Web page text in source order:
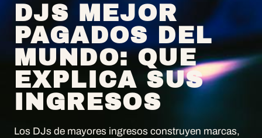
DJS MEJOR
PAGADOS DEL
MUNDO: QUE
EXPLICA SUS
INGRESOS
Los DJs de mayores ingresos construyen marcas,